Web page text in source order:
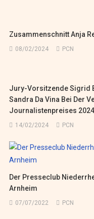
Zusammenschnitt Anja
08/02/2024 PCN
Jury-Vorsitzende Sigrid
Sandra Da Vina Bei Der
Journalistenpreises 2024
14/02/2024 PCN
Der Presseclub
Arnheim
07/07/2022 PCN